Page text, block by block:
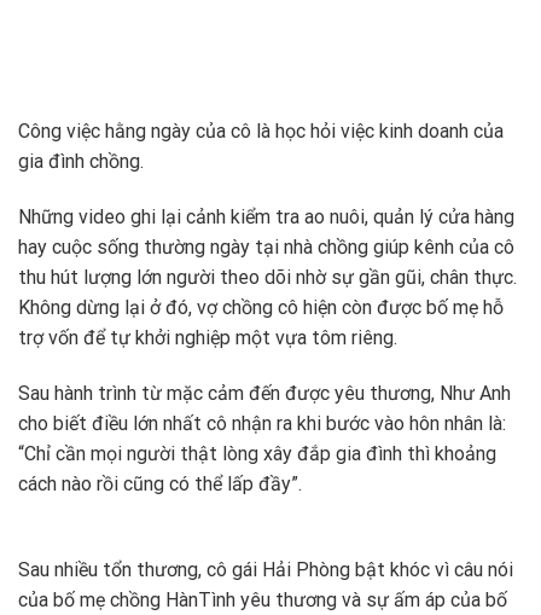
Công việc hằng ngày của cô là học hỏi việc kinh doanh của
gia đình chồng.
Những video ghi lại cảnh kiểm tra ao nuôi, quản lý cửa hàng
hay cuộc sống thường ngày tại nhà chồng giúp kênh của cô
thu hút lượng lớn người theo dõi nhờ sự gần gũi, chân thực.
Không dừng lại ở đó, vợ chồng cô hiện còn được bố mẹ hỗ
trợ vốn để tự khởi nghiệp một vựa tôm riêng.
Sau hành trình từ mặc cảm đến được yêu thương, Như Anh
cho biết điều lớn nhất cô nhận ra khi bước vào hôn nhân là:
“Chỉ cần mọi người thật lòng xây đắp gia đình thì khoảng
cách nào rồi cũng có thể lấp đầy”.
Sau nhiều tổn thương, cô gái Hải Phòng bật khóc vì câu nói
của bố mẹ chồng HànTình yêu thương và sự ấm áp của bố